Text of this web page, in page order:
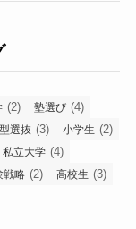
(2) 塾選び (4)
選抜 (3) 小学生 (2)
私立大学 (4)
戦略 (2) 高校生 (3)